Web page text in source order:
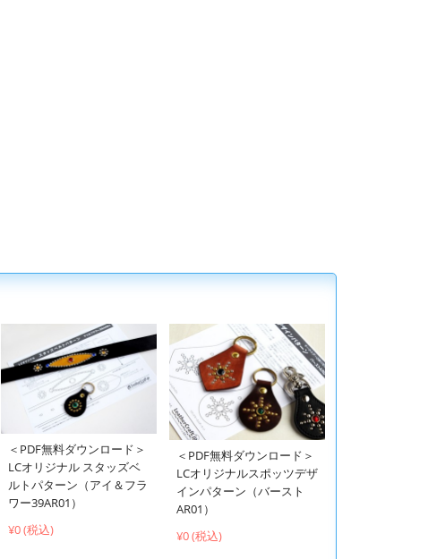
＜PDF無料ダウンロード＞
LCオリジナル スタッズベ
ルトパターン（アイ＆フラ
ワー39AR01）
¥0 (税込)
＜PDF無料ダウンロード＞
LCオリジナルスポッツデザ
インパターン（バースト
AR01）
¥0 (税込)